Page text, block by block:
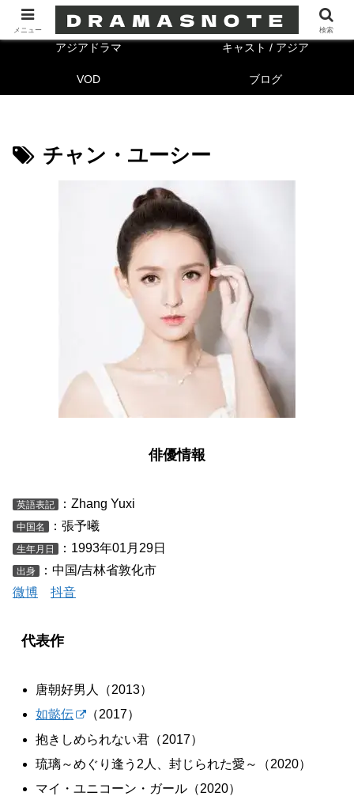
海外ドラマ キャスト/海外
アジアドラマ キャスト / アジア
VOD ブログ
チャン・ユーシー
俳優情報
英語表記 ：Zhang Yuxi
中国名 ：張予曦
生年月日 ：1993年01月29日
出身
：中国/吉林省敦化市
微博
抖音
代表作
唐朝好男人（2013）
如懿伝
（2017）
抱きしめられない君（2017）
琉璃～めぐり逢う2人、封じられた愛～（2020）
マイ・ユニコーン・ガール（2020）
メニュー 検索